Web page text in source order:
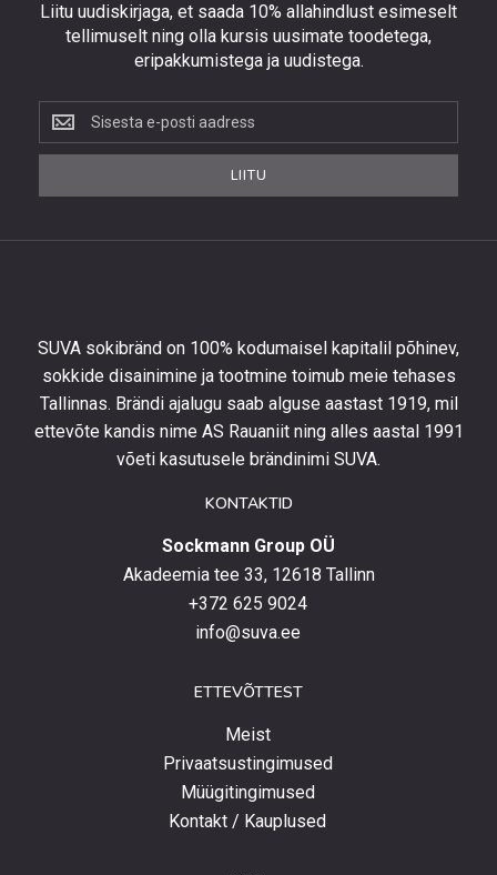
Liitu uudiskirjaga, et saada 10% allahindlust esimeselt
tellimuselt ning olla kursis uusimate toodetega,
eripakkumistega ja uudistega.
Liitu
uudiskirjaga,
et
kursis
uusimate
toodetega,
eripakkumistega
LIITU
SUVA sokibränd on 100% kodumaisel kapitalil põhinev,
sokkide disainimine ja tootmine toimub meie tehases
Tallinnas. Brändi ajalugu saab alguse aastast 1919, mil
ettevõte kandis nime AS Rauaniit ning alles aastal 1991
võeti kasutusele brändinimi SUVA.
KONTAKTID
Sockmann Group OÜ
Akadeemia tee 33, 12618 Tallinn
+372 625 9024
info@suva.ee
ETTEVÕTTEST
Meist
Privaatsustingimused
Müügitingimused
Kontakt / Kauplused